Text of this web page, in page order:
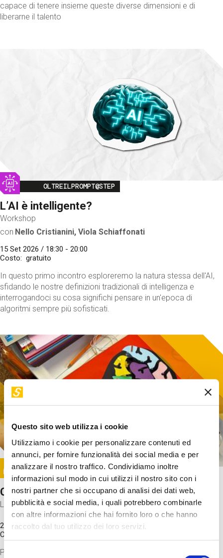
Questo sito web utilizza i cookie
Utilizziamo i cookie per personalizzare contenuti ed
annunci, per fornire funzionalità dei social media e per
analizzare il nostro traffico. Condividiamo inoltre
informazioni sul modo in cui utilizzi il nostro sito con i
nostri partner che si occupano di analisi dei dati web,
pubblicità e social media, i quali potrebbero combinarle
con altre informazioni che hai fornito loro o che hanno
raccolto dal tuo utilizzo dei loro servizi.
Selezione
capace di tenere insieme queste diverse dimensioni e di
liberarne il talento
Image
OLTREILPROMPT@STEP
L’AI è intelligente?
Workshop
con Nello Cristianini, Viola Schiaffonati
15 Set 2026 / 18:30 - 20:00
Costo
gratuito
In questo primo incontro esploreremo la natura stessa dell'AI,
sfidando le nostre definizioni tradizionali di intelligenza e
interrogandoci su cosa significhi pensare in un'epoca di
algoritmi sempre più sofisticati.
Image
SUNDAY@STEP
Come funziona il cervello?
Laboratorio
20 Set 2026 / 11:15 - 13:00
Costo
Proveremo a costruire un cervello in cartoncino cercando di